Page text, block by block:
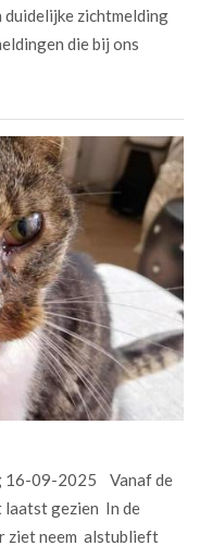
duidelijke zichtmelding
die bij ons
16-09-2025 Vanaf de
gezien In de
ziet neem alstublieft